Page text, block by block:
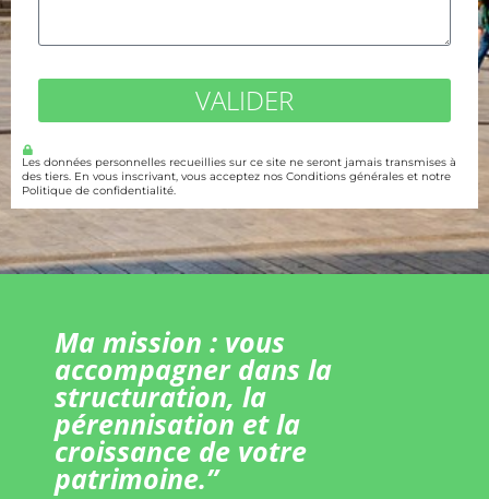
VALIDER
Les données personnelles recueillies sur ce site ne seront jamais transmises à
des tiers. En vous inscrivant, vous acceptez nos Conditions générales et notre
Politique de confidentialité.
Ma mission : vous
accompagner dans la
structuration, la
pérennisation et la
croissance de votre
patrimoine.”